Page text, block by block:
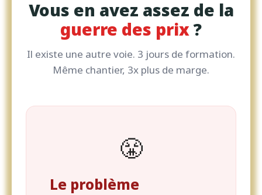
Vous en avez assez de la
guerre des prix?
Il existe une autre voie. 3 jours de formation.
Même chantier, 3x plus de marge.
😤
Le problème